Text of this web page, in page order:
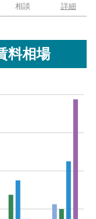
相談 詳細
料相場